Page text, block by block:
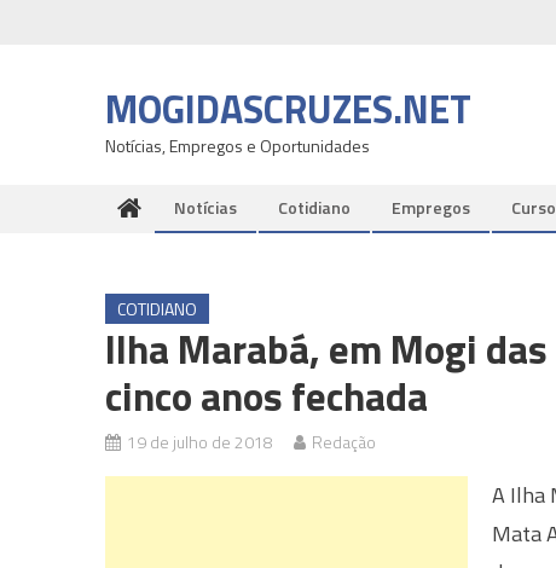
MOGIDASCRUZES.NET
Notícias, Empregos e Oportunidades
Notícias Cotidiano Empregos
COTIDIANO
Ilha Marabá, em Mogi
cinco anos fechada
19 de julho de 2018 Redação
A Ilha
Mata